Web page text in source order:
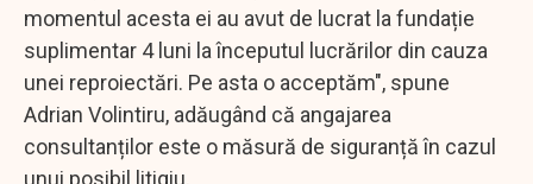
momentul acesta ei au avut de lucrat la fundație
suplimentar 4 luni la începutul lucrărilor din cauza
unei reproiectări. Pe asta o acceptăm", spune
Adrian Volintiru, adăugând că angajarea
consultanților este o măsură de siguranță în cazul
unui posibil litigiu.